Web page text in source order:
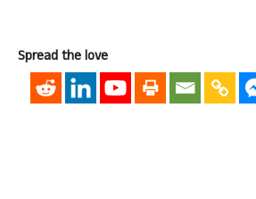
Spread the love